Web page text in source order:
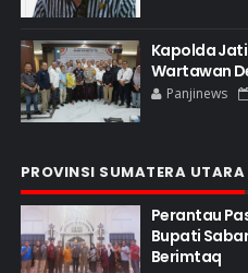
Kapolda
Wartawan
Panjinews
PROVINSI SUMATERA UTARA
Perantau
Bupati
Berimtaq